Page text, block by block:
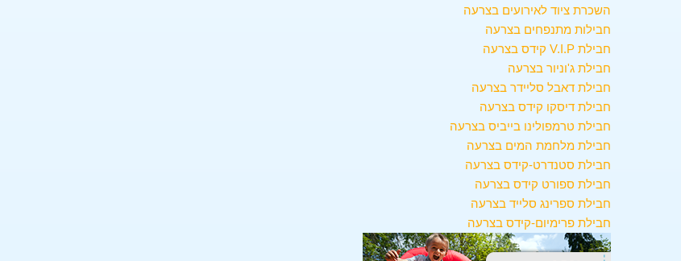
השכרת ציוד לאירועים בצרעה
חבילות מתנפחים בצרעה
חבילת V.I.P קידס בצרעה
חבילת ג'וניור בצרעה
חבילת דאבל סליידר בצרעה
חבילת דיסקו קידס בצרעה
חבילת טרמפולינו בייביס בצרעה
חבילת מלחמת המים בצרעה
חבילת סטנדרט-קידס בצרעה
חבילת ספורט קידס בצרעה
חבילת ספרינג סלייד בצרעה
חבילת פרימיום-קידס בצרעה